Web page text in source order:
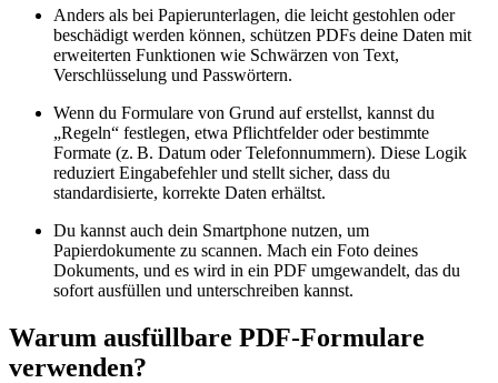
Anders als bei Papierunterlagen, die leicht gestohlen oder
beschädigt werden können, schützen PDFs deine Daten mit
erweiterten Funktionen wie Schwärzen von Text,
Verschlüsselung und Passwörtern.
Wenn du Formulare von Grund auf erstellst, kannst du
„Regeln“ festlegen, etwa Pflichtfelder oder bestimmte
Formate (z. B. Datum oder Telefonnummern). Diese Logik
reduziert Eingabefehler und stellt sicher, dass du
standardisierte, korrekte Daten erhältst.
Du kannst auch dein Smartphone nutzen, um
Papierdokumente zu scannen. Mach ein Foto deines
Dokuments, und es wird in ein PDF umgewandelt, das du
sofort ausfüllen und unterschreiben kannst.
Warum ausfüllbare PDF-Formulare
verwenden?